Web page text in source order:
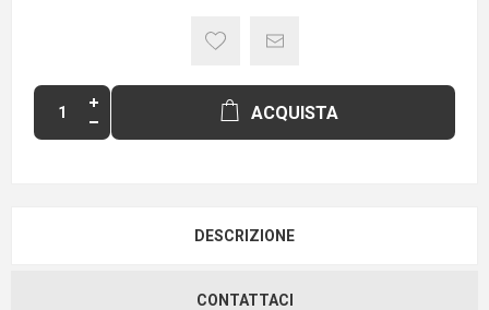
ACQUISTA
DESCRIZIONE
CONTATTACI